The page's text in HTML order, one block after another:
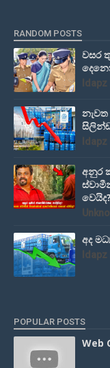
RANDOM POSTS
වසර
Idapz
Idapz
අනුර
වෙයිද?
අද
Idapz
POPULAR POSTS
Web